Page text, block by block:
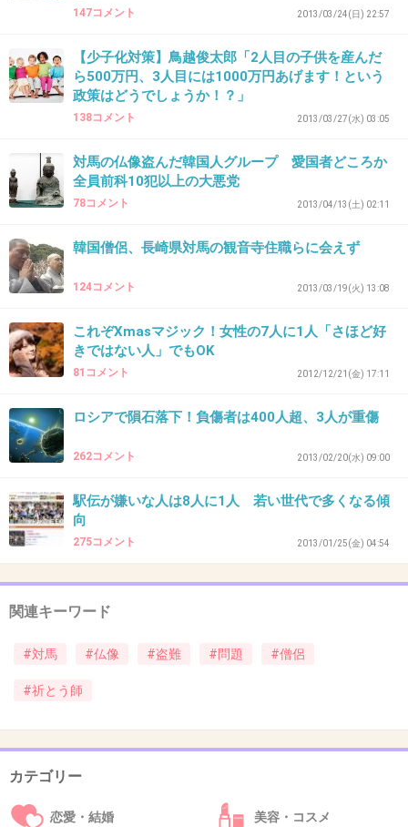
2013/03/21(木) 01:11:22
ない？
頭おかしい
35. 匿名2013/03/21(木) 01:12:00
また盗れるものがないか物色にくるんですね、
わかります。
36. 匿名2013/03/21(木) 01:12:10
本当気持ち悪い。さっさと盗んだ仏像を返せば
いい話なのに
2013/03/21(木) 01:13:57
200人とか多すぎでしょ・・
38. 匿名 2013/03/21(木) 01:14:49
仏像は盗んだままなのに交流で解決しようとか
どんだけ厚かましいんだ
147コメント 2013/03/24(日) 22:57
【少子化対策】鳥越俊太郎「2人目の子供を産んだ
ら500万円、3人目には1000万円あげます！という
政策はどうでしょうか！？」
138コメント 2013/03/27(水) 03:05
対馬の仏像盗んだ韓国人グループ 愛国者どころか
全員前科10犯以上の大悪党
78コメント 2013/04/13(土) 02:11
韓国僧侶、長崎県対馬の観音寺住職らに会えず
124コメント 2013/03/19(火) 13:08
これぞXmasマジック！女性の7人に1人「さほど好
きではない人」でもOK
81コメント 2012/12/21(金) 17:11
ロシアで隕石落下！負傷者は400人超、3人が重傷
262コメント 2013/02/20(水) 09:00
駅伝が嫌いな人は8人に1人 若い世代で多くなる傾
向
275コメント 2013/01/25(金) 04:54
関連キーワード
#対馬 #仏像 #盗難 #問題 #僧侶
#祈とう師
カテゴリー
恋愛・結婚 美容・コスメ